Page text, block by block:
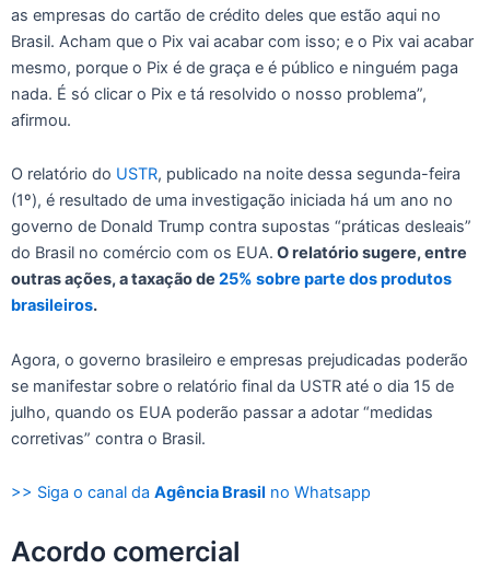
as empresas do cartão de crédito deles que estão aqui no
Brasil. Acham que o Pix vai acabar com isso; e o Pix vai acabar
mesmo, porque o Pix é de graça e é público e ninguém paga
nada. É só clicar o Pix e tá resolvido o nosso problema”,
afirmou.
O relatório do USTR, publicado na noite dessa segunda-feira
(1º), é resultado de uma investigação iniciada há um ano no
governo de Donald Trump contra supostas “práticas desleais”
do Brasil no comércio com os EUA. O relatório sugere, entre
outras ações, a taxação de 25% sobre parte dos produtos
brasileiros.
Agora, o governo brasileiro e empresas prejudicadas poderão
se manifestar sobre o relatório final da USTR até o dia 15 de
julho, quando os EUA poderão passar a adotar “medidas
corretivas” contra o Brasil.
>> Siga o canal da Agência Brasil no Whatsapp
Acordo comercial